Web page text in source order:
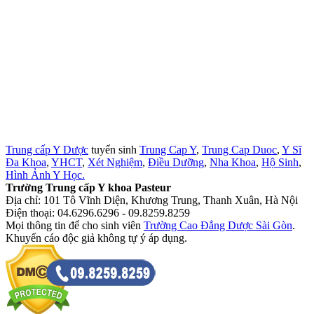
Trung cấp Y Dược tuyển sinh Trung Cap Y, Trung Cap Duoc, Y Sĩ
Đa Khoa, YHCT, Xét Nghiệm, Điều Dưỡng, Nha Khoa, Hộ Sinh,
Hình Ảnh Y Học.
Trường Trung cấp Y khoa Pasteur
Địa chỉ: 101 Tô Vĩnh Diện, Khương Trung, Thanh Xuân, Hà Nội
Điện thoại: 04.6296.6296 - 09.8259.8259
Mọi thông tin để cho sinh viên Trường Cao Đẳng Dược Sài Gòn.
Khuyến cáo độc giả không tự ý áp dụng.